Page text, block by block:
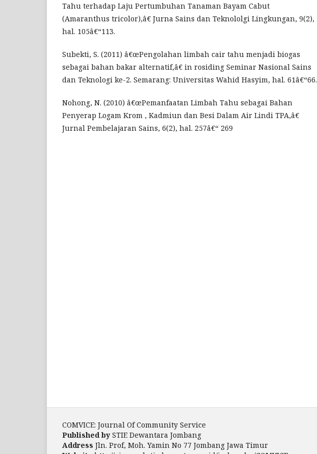
Tahu terhadap Laju Pertumbuhan Tanaman Bayam Cabut
(Amaranthus tricolor),â€ Jurna Sains dan Teknololgi Lingkungan, 9(2),
hal. 105â€“113.
Subekti, S. (2011) â€œPengolahan limbah cair tahu menjadi biogas
sebagai bahan bakar alternatif,â€ in rosiding Seminar Nasional Sains
dan Teknologi ke-2. Semarang: Universitas Wahid Hasyim, hal. 61â€“66.
Nohong, N. (2010) â€œPemanfaatan Limbah Tahu sebagai Bahan
Penyerap Logam Krom , Kadmiun dan Besi Dalam Air Lindi TPA,â€
Jurnal Pembelajaran Sains, 6(2), hal. 257â€“ 269
COMVICE: Journal Of Community Service
Published by STIE Dewantara Jombang
Address Jln. Prof, Moh. Yamin No 77 Jombang Jawa Timur